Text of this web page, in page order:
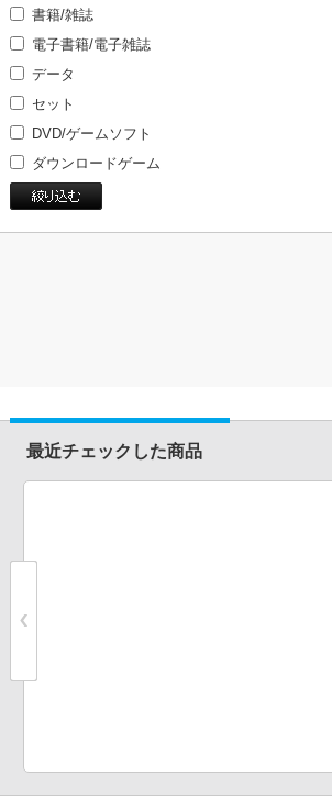
書籍/雑誌
電子書籍/電子雑誌
データ
セット
DVD/ゲームソフト
ダウンロードゲーム
最近チェックした商品